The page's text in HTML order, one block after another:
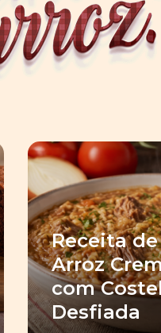
Receita de
Arroz
com
Desfiada